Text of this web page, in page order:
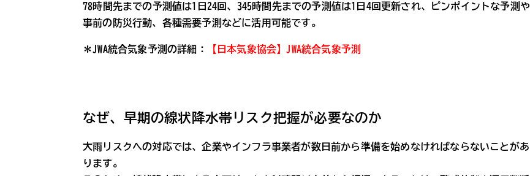
78時間先までの予測値は1日24回、345時間先までの予測値は1日4回更新され、ピンポイントな予測や
事前の防災行動、各種需要予測などに活用可能です。
＊JWA統合気象予測の詳細： 【日本気象協会】JWA統合気象予測
なぜ、早期の線状降水帯リスク把握が必要なのか
大雨リスクへの対応では、企業やインフラ事業者が数日前から準備を始めなければならないことがあ
ります。